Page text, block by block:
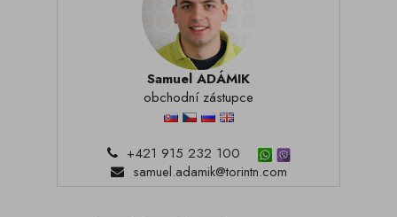
Samuel ADÁMIK
obchodní zástupce
+421 915 232 100
samuel.adamik@torintn.com